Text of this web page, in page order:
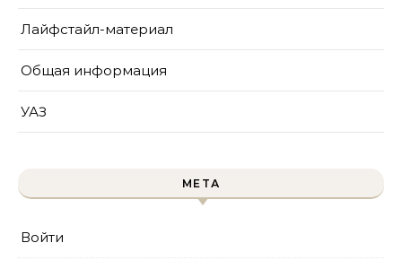
Лайфстайл-материал
Общая информация
УАЗ
МЕТА
Войти